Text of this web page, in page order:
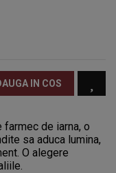
IN COS
de iarna, o
sa aduca lumina,
O alegere